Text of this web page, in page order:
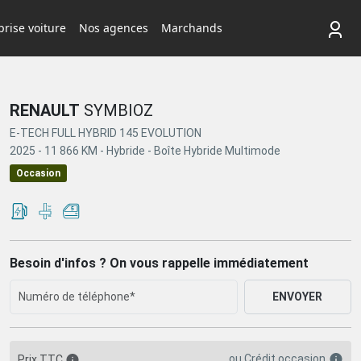
voiture Nos agences Marchands
RENAULT SYMBIOZ
E-TECH FULL HYBRID 145 EVOLUTION
2025 - 11 866 KM - Hybride - Boîte Hybride Multimode
Occasion
Besoin d'infos ? On vous rappelle immédiatement
ENVOYER